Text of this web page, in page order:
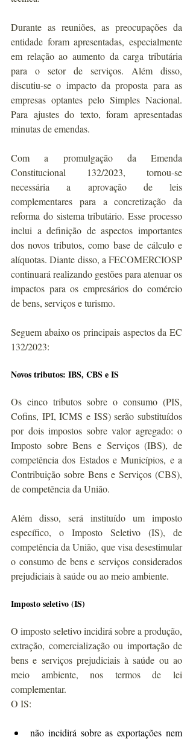
Durante as reuniões, as preocupações da
entidade foram apresentadas, especialmente
em relação ao aumento da carga tributária
para o setor de serviços. Além disso,
discutiu-se o impacto da proposta para as
empresas optantes pelo Simples Nacional.
Para ajustes do texto, foram apresentadas
minutas de emendas.
Com a promulgação da Emenda
Constitucional 132/2023, tornou-se
necessária a aprovação de leis
complementares para a concretização da
reforma do sistema tributário. Esse processo
inclui a definição de aspectos importantes
dos novos tributos, como base de cálculo e
alíquotas. Diante disso, a FECOMERCIOSP
continuará realizando gestões para atenuar os
impactos para os empresários do comércio
de bens, serviços e turismo.
Seguem abaixo os principais aspectos da EC
132/2023:
Novos tributos: IBS, CBS e IS
Os cinco tributos sobre o consumo (PIS,
Cofins, IPI, ICMS e ISS) serão substituídos
por dois impostos sobre valor agregado: o
Imposto sobre Bens e Serviços (IBS), de
competência dos Estados e Municípios, e a
Contribuição sobre Bens e Serviços (CBS),
de competência da União.
Além disso, será instituído um imposto
específico, o Imposto Seletivo (IS), de
competência da União, que visa desestimular
o consumo de bens e serviços considerados
prejudiciais à saúde ou ao meio ambiente.
Imposto seletivo (IS)
O imposto seletivo incidirá sobre a produção,
extração, comercialização ou importação de
bens e serviços prejudiciais à saúde ou ao
meio ambiente, nos termos de lei
complementar.
O IS:
não incidirá sobre as exportações nem